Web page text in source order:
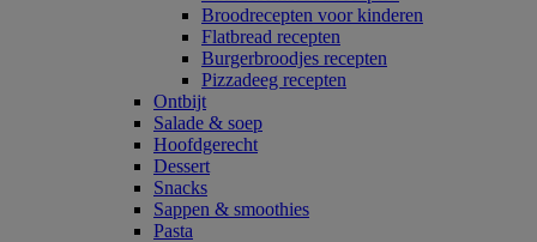
Broodrecepten voor kinderen
Flatbread recepten
Burgerbroodjes recepten
Pizzadeeg recepten
Ontbijt
Salade & soep
Hoofdgerecht
Dessert
Snacks
Sappen & smoothies
Pasta